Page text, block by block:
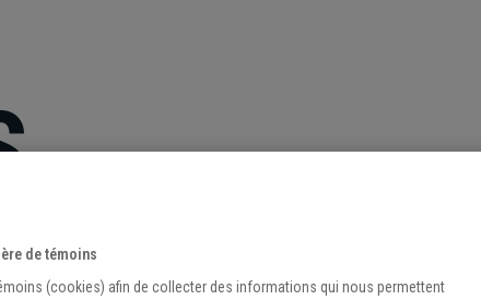
de témoins
(cookies) afin de collecter des informations qui nous permettent